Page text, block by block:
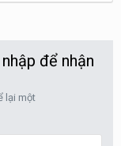
để nhận
lại một